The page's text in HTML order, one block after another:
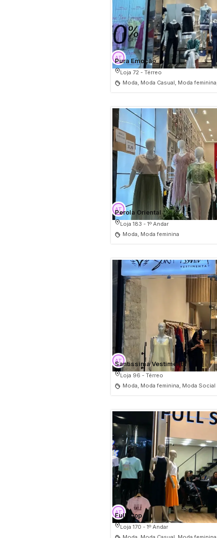
Pura Emoção
Loja 72 - Térreo
Moda, Moda Casual, Moda
Perola Oriental
Loja 183 - 1º Andar
Moda, Moda feminina
Santissima Vestimenta
Loja 96 - Térreo
Moda, Moda feminina, Moda Social
Full Stop
Loja 170 - 1º Andar